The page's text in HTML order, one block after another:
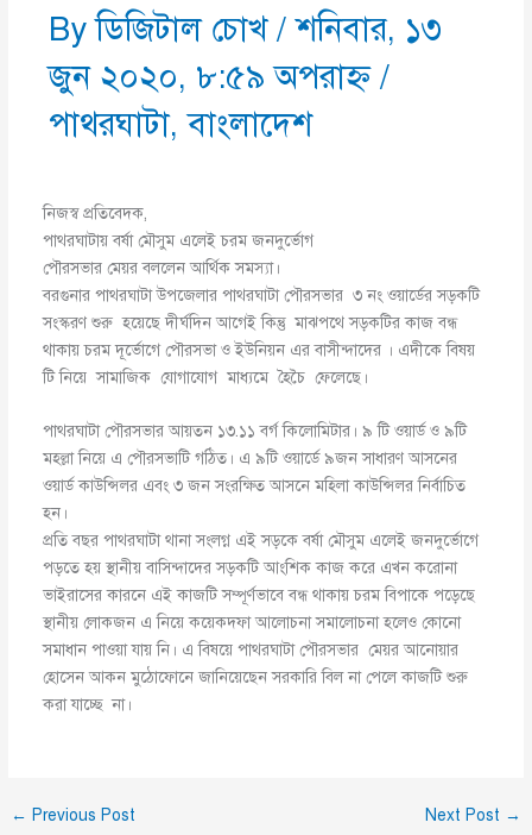
Byডিজিটাল চোখ/শনিবার, ১৩
জুন ২০২০, ৮:৫৯ অপরাহ্ণ/
পাথরঘাটা,বাংলাদেশ
নিজস্ব প্রতিবেদক,
পাথরঘাটায় বর্ষা মৌসুম এলেই চরম জনদুর্ভোগ
পৌরসভার মেয়র বললেন আর্থিক সমস্যা।
বরগুনার পাথরঘাটা উপজেলার পাথরঘাটা পৌরসভার ৩ নং ওয়ার্ডের সড়কটি
সংস্করণ শুরু হয়েছে দীর্ঘদিন আগেই কিন্তু মাঝপথে সড়কটির কাজ বন্ধ
থাকায় চরম দূর্ভোগে পৌরসভা ও ইউনিয়ন এর বাসীন্দাদের । এদীকে বিষয়
টি নিয়ে সামাজিক যোগাযোগ মাধ্যমে হৈচৈ ফেলেছে।
পাথরঘাটা পৌরসভার আয়তন ১৩.১১ বর্গ কিলোমিটার। ৯ টি ওয়ার্ড ও ৯টি
মহল্লা নিয়ে এ পৌরসভাটি গঠিত। এ ৯টি ওয়ার্ডে ৯জন সাধারণ আসনের
ওয়ার্ড কাউন্সিলর এবং ৩ জন সংরক্ষিত আসনে মহিলা কাউন্সিলর নির্বাচিত
হন।
প্রতি বছর পাথরঘাটা থানা সংলগ্ন এই সড়কে বর্ষা মৌসুম এলেই জনদুর্ভোগে
পড়তে হয় স্থানীয় বাসিন্দাদের সড়কটি আংশিক কাজ করে এখন করোনা
ভাইরাসের কারনে এই কাজটি সম্পূর্ণভাবে বন্ধ থাকায় চরম বিপাকে পড়েছে
স্থানীয় লোকজন এ নিয়ে কয়েকদফা আলোচনা সমালোচনা হলেও কোনো
সমাধান পাওয়া যায় নি। এ বিষয়ে পাথরঘাটা পৌরসভার মেয়র আনোয়ার
হোসেন আকন মুঠোফোনে জানিয়েছেন সরকারি বিল না পেলে কাজটি শুরু
করা যাচ্ছে না।
← Previous Post Next Post →